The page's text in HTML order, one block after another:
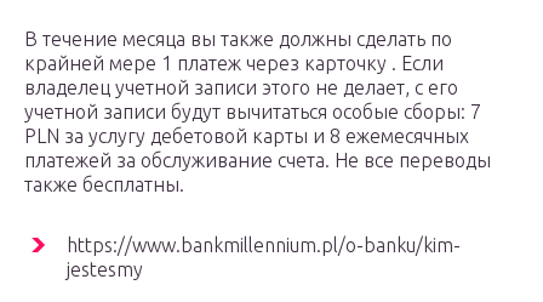
В течение месяца вы также должны сделать по
крайней мере 1 платеж через карточку . Если
владелец учетной записи этого не делает, с его
учетной записи будут вычитаться особые сборы: 7
PLN за услугу дебетовой карты и 8 ежемесячных
платежей за обслуживание счета. Не все переводы
также бесплатны.
https://www.bankmillennium.pl/o-banku/kim-
jestesmy